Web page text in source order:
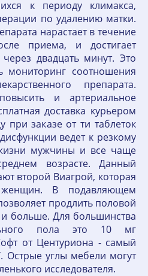
к периоду климакса,
по удалению матки.
нарастает в течение
приема, и достигает
двадцать минут. Это
мониторинг соотношения
препарата.
и артериальное
доставка курьером
заказе от ти таблеток
ведет к резкому
мужчины и все чаще
возрасте. Данный
второй Виагрой, которая
женщин. В подавляющем
продлить половой
и больше. Для большинства
пола это 10 мг
от Центуриона - самый
Острые углы мебели могут
исследователя.